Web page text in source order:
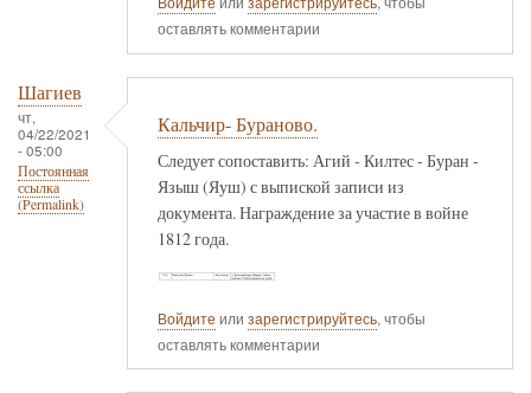
оставлять комментарии
Шагиев
чт,
04/22/2021
- 05:00
Постоянная
ссылка
(Permalink)
Кальчир- Бураново.
Следует сопоставить: Агий - Килтес - Буран -
Языш (Яуш) с выпиской записи из
документа. Награждение за участие в войне
1812 года.
Войдите или зарегистрируйтесь, чтобы
оставлять комментарии